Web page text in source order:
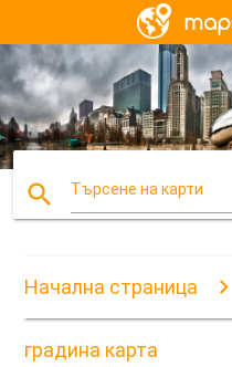
search Търсене на карти
Начална страница
градина карта